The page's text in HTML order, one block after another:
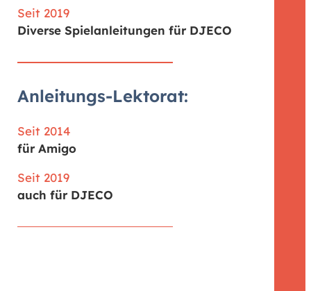
Seit 2019
Diverse Spielanleitungen für DJECO
Anleitungs-Lektorat:
Seit 2014
für Amigo
Seit 2019
auch für DJECO